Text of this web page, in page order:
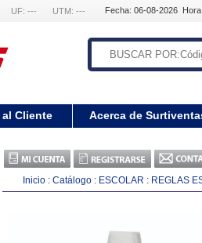
UF: --- UTM: --- Fecha: 06-08-2026
Cliente Acerca de
Inicio : Catálogo : ESCOLAR : REGLAS